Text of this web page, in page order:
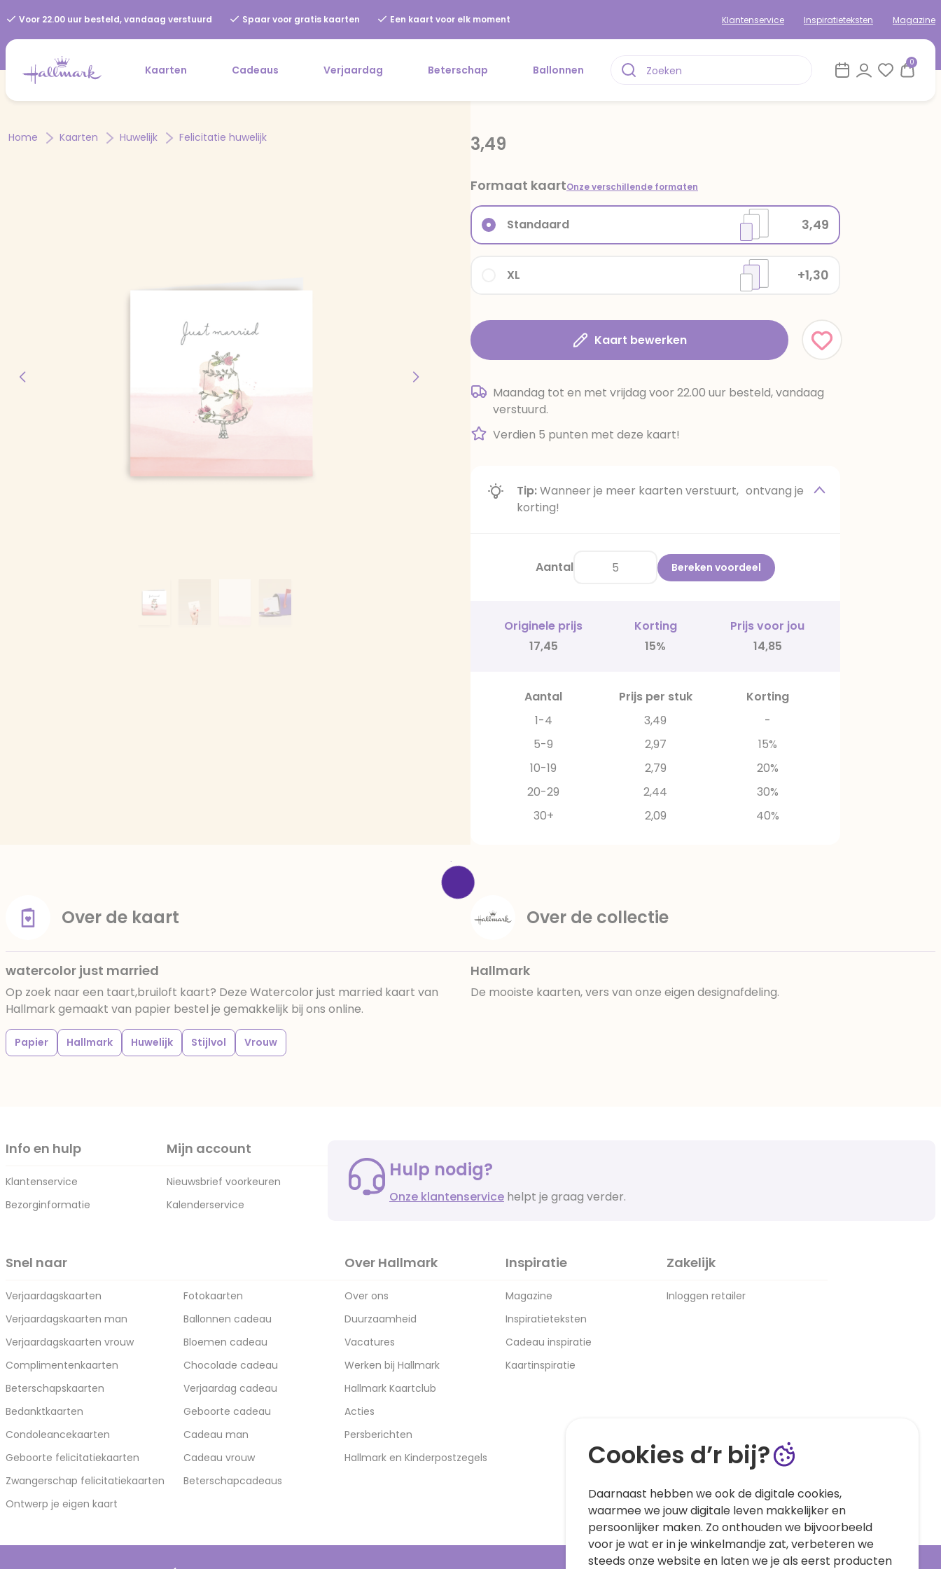
Voor 22.00 uur besteld, vandaag verstuurd Spaar voor gratis kaarten Een kaart voor elk moment Klantenservice Inspiratieteksten Magazine
Kaarten Cadeaus Verjaardag Beterschap Ballonnen
0
Home Kaarten Huwelijk Felicitatie huwelijk 3,49
Formaat kaartOnze verschillende formaten
XL +1,30
Standaard 3,49
Kaart bewerken
Maandag tot en met vrijdag voor 22.00 uur besteld, vandaag
verstuurd.
Verdien 5 punten met deze kaart!
Tip:Wanneer je meer kaarten verstuurt, ontvang je
korting!
Aantal Bereken voordeel
Originele prijs Korting
Prijs voor jou
17,45
15% 14,85
Aantal Prijs per stuk
Korting
1-4
3,49
-
5-9
2,97
15%
10-19
2,79
20%
20-29
2,44
30%
30+
2,09 40%
Over de kaart
watercolor just married
Op zoek naar een taart,bruiloft kaart? Deze Watercolor just married kaart van
Hallmark gemaakt van papier bestel je gemakkelijk bij ons online.
Papier Hallmark Huwelijk Stijlvol Vrouw
Over de collectie
Hallmark
De mooiste kaarten, vers van onze eigen designafdeling.
Info en hulp
Klantenservice
Bezorginformatie
Mijn account
Nieuwsbrief voorkeuren
Kalenderservice
Hulp nodig?
Onze klantenservice helpt je graag verder.
Snel naar
Verjaardagskaarten
Verjaardagskaarten man
Verjaardagskaarten vrouw
Complimentenkaarten
Beterschapskaarten
Bedanktkaarten
Condoleancekaarten
Geboorte felicitatiekaarten
Zwangerschap felicitatiekaarten
Ontwerp je eigen kaart
Fotokaarten
Ballonnen cadeau
Bloemen cadeau
Chocolade cadeau
Verjaardag cadeau
Geboorte cadeau
Cadeau man
Cadeau vrouw
Beterschapcadeaus
Over Hallmark
Over ons
Duurzaamheid
Vacatures
Werken bij Hallmark
Hallmark Kaartclub
Acties
Persberichten
Hallmark en Kinderpostzegels
Inspiratie
Magazine
Inspiratieteksten
Cadeau inspiratie
Kaartinspiratie
Zakelijk
Inloggen retailer
Cookies d’r bij?
Daarnaast hebben we ook de digitale cookies,
waarmee we jouw digitale leven makkelijker en
persoonlijker maken. Zo onthouden we bijvoorbeeld
voor je wat er in je winkelmandje zat, verbeteren we
steeds onze website en laten we je als eerst producten